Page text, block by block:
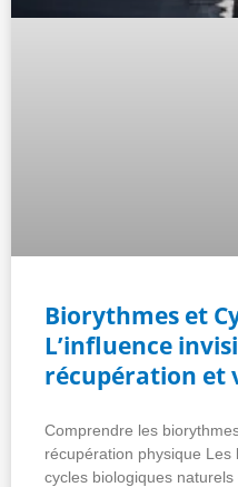
Biorythmes et
L’influence
récupération et
Comprendre les
récupération physique
cycles biologiques